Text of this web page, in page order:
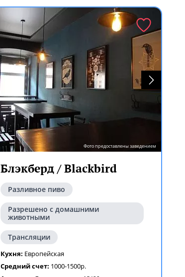
Фото предоставлены заведением
Блэкберд / Blackbird
Разливное пиво
Разрешено с домашними
животными
Трансляции
Кухня: Европейская
Средний счет: 1000-1500р.